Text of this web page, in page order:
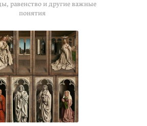
равенство и другие важные
понятия